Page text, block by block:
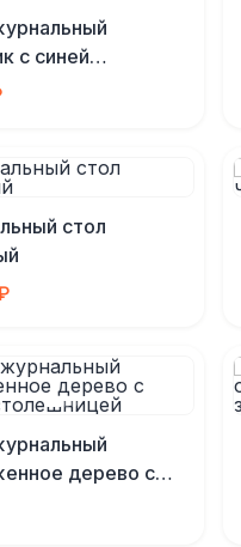
с синей
стол
дерево с